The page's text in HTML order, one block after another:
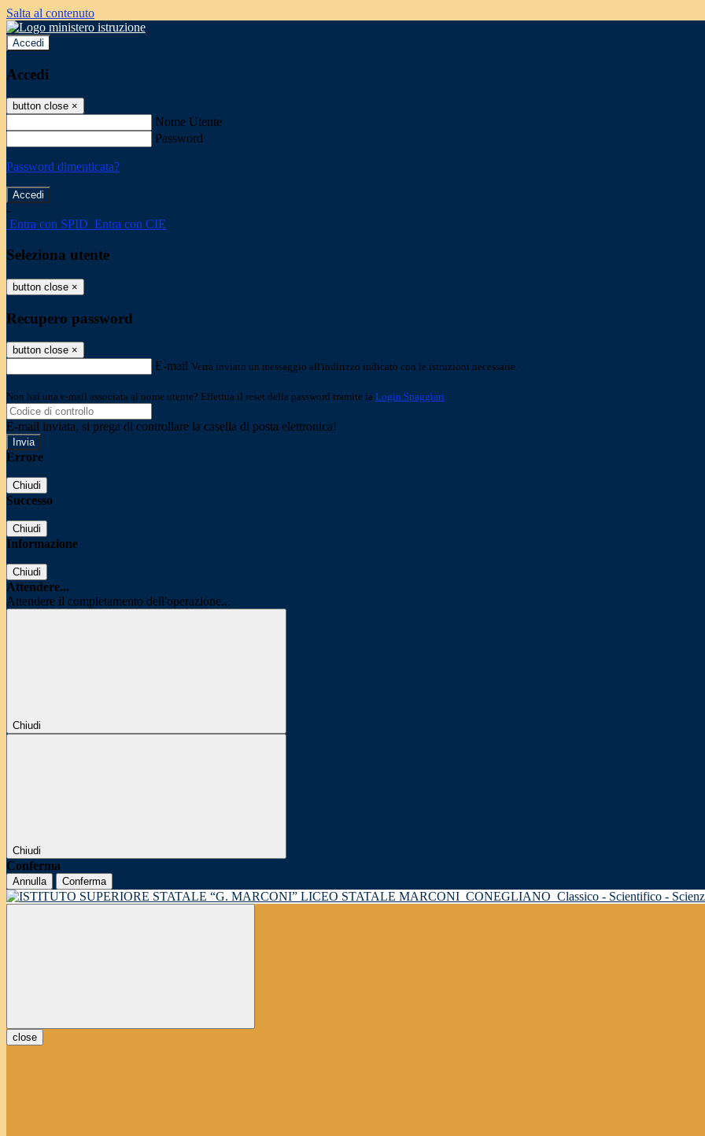
Salta al contenuto
Accedi
Accedi
button close ×
Nome Utente
Password
Password dimenticata?
-
Entra con SPID Entra con CIE
Seleziona utente
button close ×
Recupero password
button close ×
E-mail Verrà inviato un messaggio all'indirizzo indicato con le istruzioni necessarie.
Non hai una e-mail associata al nome utente? Effettua il reset della password tramite la Login Spaggiari
E-mail inviata, si prega di controllare la casella di posta elettronica!
Errore
Chiudi
Successo
Chiudi
Informazione
Chiudi
Attendere...
Attendere il completamento dell'operazione...
Chiudi
Chiudi
Conferma
Annulla Conferma
LICEO STATALE MARCONI CONEGLIANO Classico - Scientifico -
close